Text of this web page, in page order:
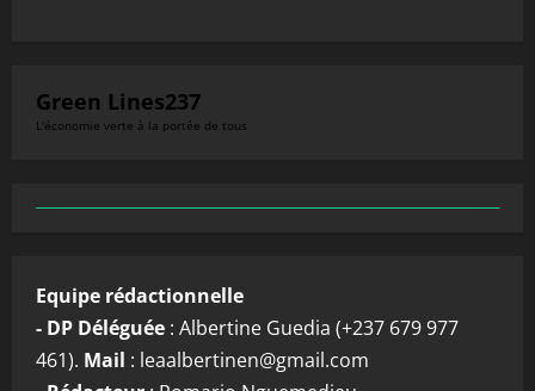
Green Lines237
L'économie verte à la portée de tous
Equipe rédactionnelle
- DP Déléguée : Albertine Guedia (+237 679 977
461). Mail : leaalbertinen@gmail.com